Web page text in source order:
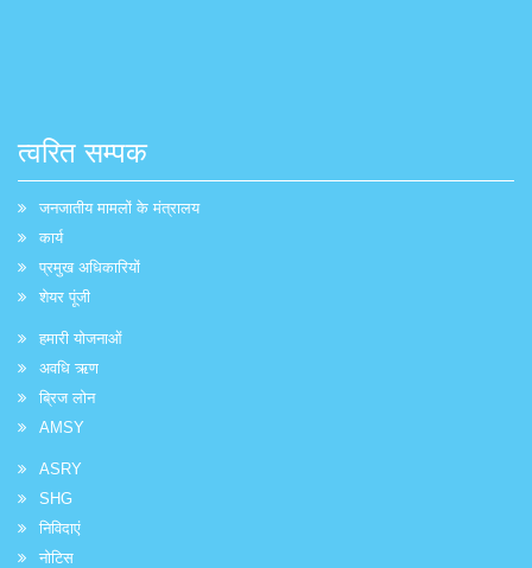
त्वरित सम्पक
जनजातीय मामलों के मंत्रालय
कार्य
प्रमुख अधिकारियों
शेयर पूंजी
हमारी योजनाओं
अवधि ऋण
ब्रिज लोन
AMSY
ASRY
SHG
निविदाएं
नोटिस